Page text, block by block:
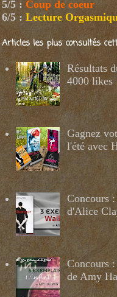
5/5 : Coup de coeur
6/5: Lecture
Articles les plus consultés
Résultats
4000 likes
Gagnez
l'été avec
Concours
d'Alice
Concours
de Amy